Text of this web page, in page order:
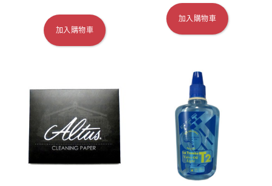
加入購物車
加入購物車